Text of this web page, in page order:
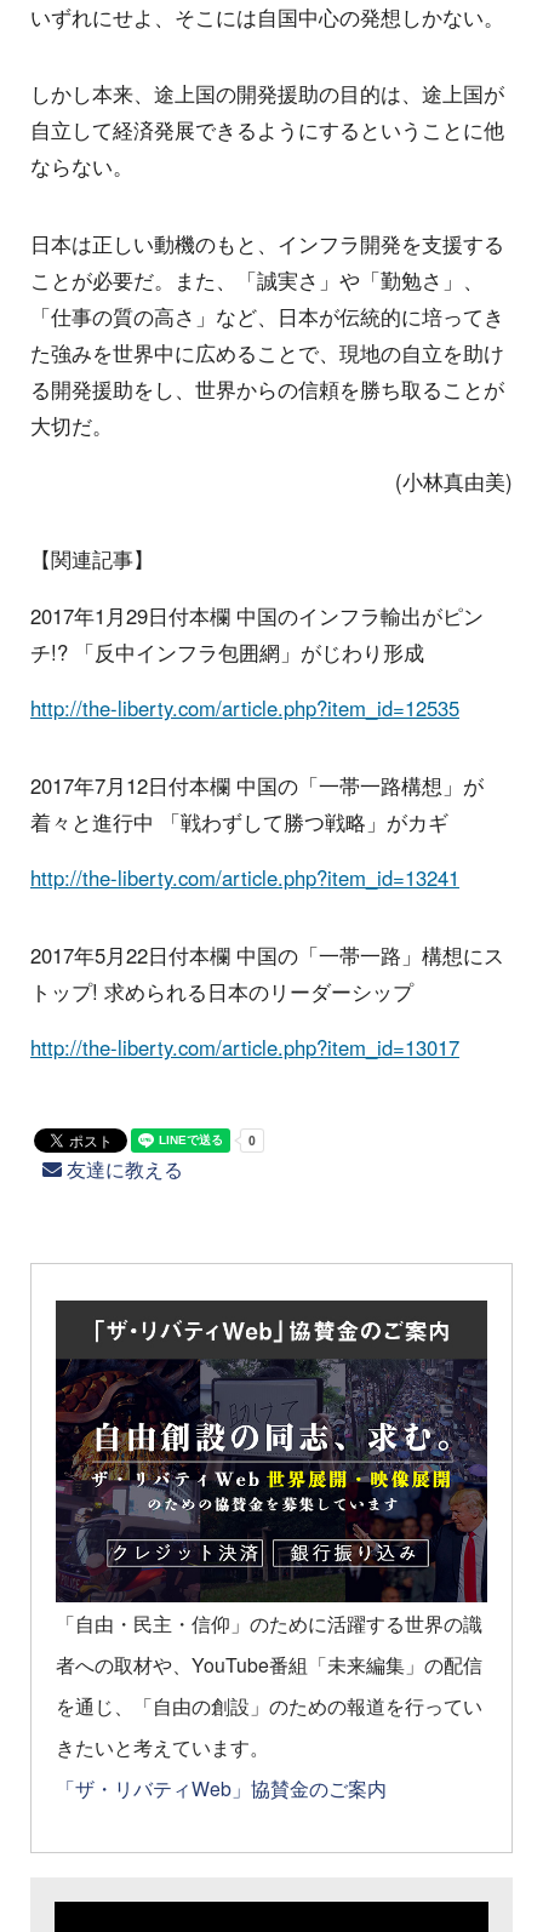
いずれにせよ、そこには自国中心の発想しかない。
しかし本来、途上国の開発援助の目的は、途上国が
自立して経済発展できるようにするということに他
ならない。
日本は正しい動機のもと、インフラ開発を支援する
ことが必要だ。また、「誠実さ」や「勤勉さ」、
「仕事の質の高さ」など、日本が伝統的に培ってき
た強みを世界中に広めることで、現地の自立を助け
る開発援助をし、世界からの信頼を勝ち取ることが
大切だ。
(小林真由美)
【関連記事】
2017年1月29日付本欄 中国のインフラ輸出がピン
チ!? 「反中インフラ包囲網」がじわり形成
http://the-liberty.com/article.php?item_id=12535
2017年7月12日付本欄 中国の「一帯一路構想」が
着々と進行中 「戦わずして勝つ戦略」がカギ
http://the-liberty.com/article.php?item_id=13241
2017年5月22日付本欄 中国の「一帯一路」構想にス
トップ! 求められる日本のリーダーシップ
http://the-liberty.com/article.php?item_id=13017
友達に教える
「自由・民主・信仰」のために活躍する世界の識
者への取材や、YouTube番組「未来編集」の配信
を通じ、「自由の創設」のための報道を行ってい
きたいと考えています。
「ザ・リバティWeb」協賛金のご案内